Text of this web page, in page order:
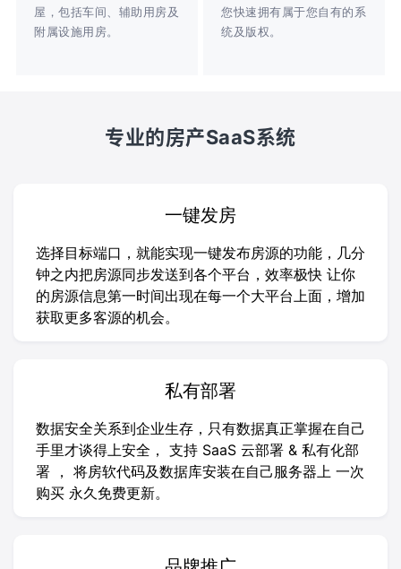
屋，包括车间、辅助用房及
附属设施用房。
您快速拥有属于您自有的系
统及版权。
专业的房产SaaS系统
一键发房
选择目标端口，就能实现一键发布房源的功能，几分
钟之内把房源同步发送到各个平台，效率极快 让你
的房源信息第一时间出现在每一个大平台上面，增加
获取更多客源的机会。
私有部署
数据安全关系到企业生存，只有数据真正掌握在自己
手里才谈得上安全， 支持 SaaS 云部署 & 私有化部
署 ， 将房软代码及数据库安装在自己服务器上 一次
购买 永久免费更新。